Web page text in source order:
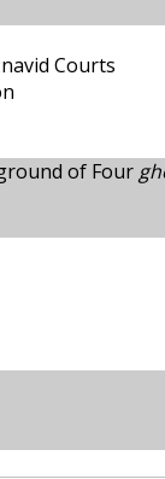
Courts
of Four